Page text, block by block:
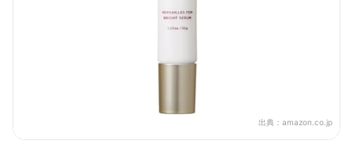
出典： amazon.co.jp